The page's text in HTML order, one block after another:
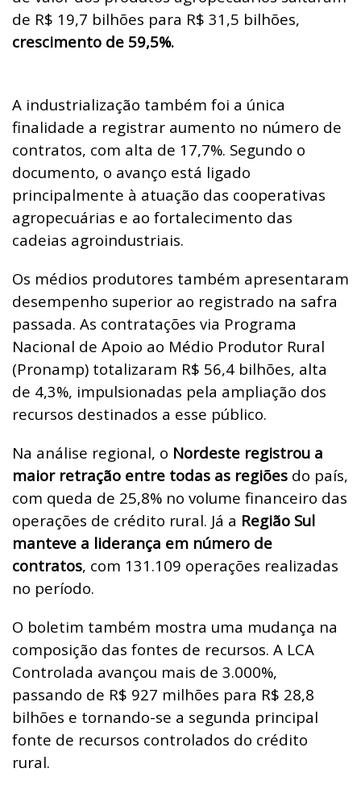
de R$ 19,7 bilhões para R$ 31,5 bilhões,
crescimento de 59,5%.
A industrialização também foi a única
finalidade a registrar aumento no número de
contratos, com alta de 17,7%. Segundo o
documento, o avanço está ligado
principalmente à atuação das cooperativas
agropecuárias e ao fortalecimento das
cadeias agroindustriais.
Os médios produtores também apresentaram
desempenho superior ao registrado na safra
passada. As contratações via Programa
Nacional de Apoio ao Médio Produtor Rural
(Pronamp) totalizaram R$ 56,4 bilhões, alta
de 4,3%, impulsionadas pela ampliação dos
recursos destinados a esse público.
Na análise regional, o Nordeste registrou a
maior retração entre todas as regiões do país,
com queda de 25,8% no volume financeiro das
operações de crédito rural. Já a Região Sul
manteve a liderança em número de
contratos, com 131.109 operações realizadas
no período.
O boletim também mostra uma mudança na
composição das fontes de recursos. A LCA
Controlada avançou mais de 3.000%,
passando de R$ 927 milhões para R$ 28,8
bilhões e tornando-se a segunda principal
fonte de recursos controlados do crédito
rural.